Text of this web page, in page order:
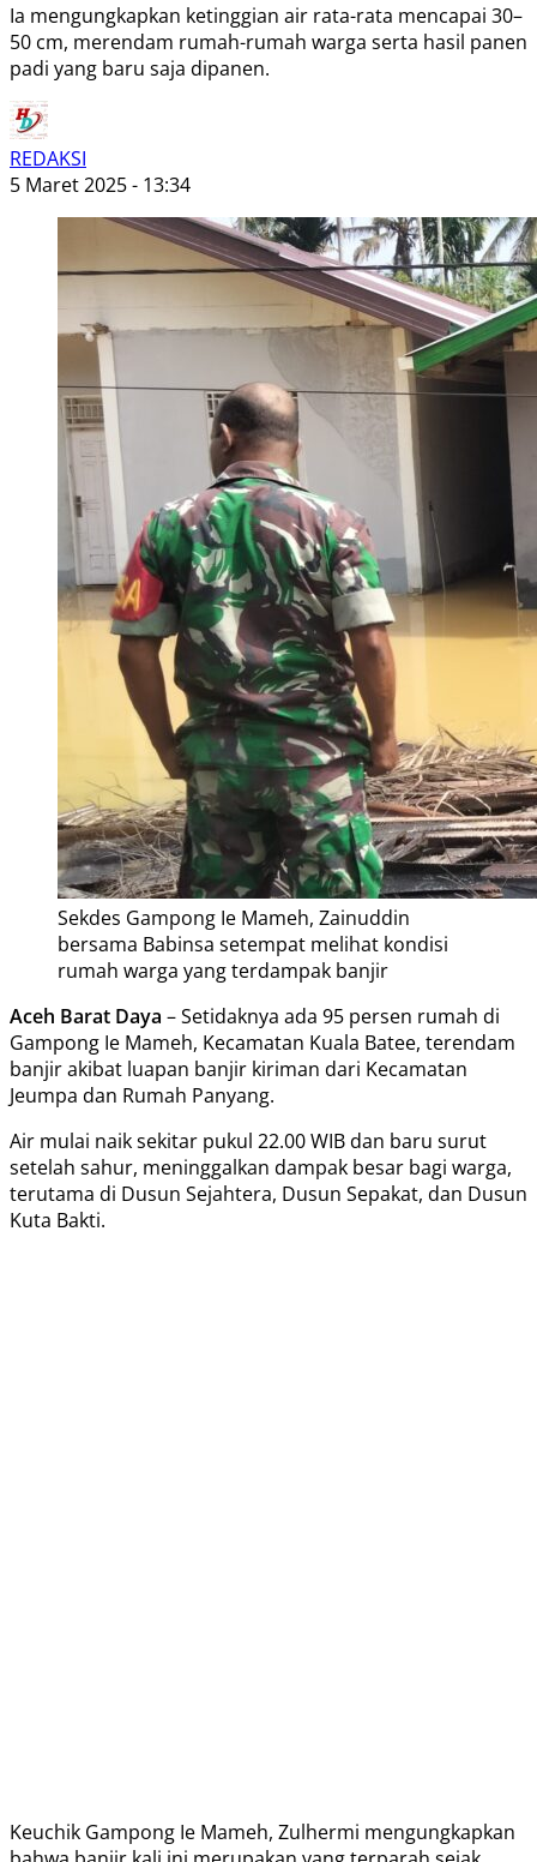
Ia mengungkapkan ketinggian air rata-rata mencapai 30–
50 cm, merendam rumah-rumah warga serta hasil panen
padi yang baru saja dipanen.
REDAKSI
5 Maret 2025 - 13:34
Sekdes Gampong Ie Mameh, Zainuddin
bersama Babinsa setempat melihat kondisi
rumah warga yang terdampak banjir
Aceh Barat Daya – Setidaknya ada 95 persen rumah di
Gampong Ie Mameh, Kecamatan Kuala Batee, terendam
banjir akibat luapan banjir kiriman dari Kecamatan
Jeumpa dan Rumah Panyang.
Air mulai naik sekitar pukul 22.00 WIB dan baru surut
setelah sahur, meninggalkan dampak besar bagi warga,
terutama di Dusun Sejahtera, Dusun Sepakat, dan Dusun
Kuta Bakti.
Keuchik Gampong Ie Mameh, Zulhermi mengungkapkan